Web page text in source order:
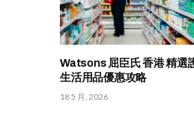
Watsons 屈臣氏 香港 精選
生活用品優惠攻略
18 5 月, 2026